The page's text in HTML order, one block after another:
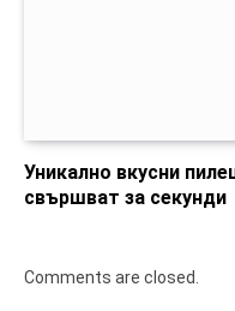
Уникално вкусни
свършват за секунди
Comments are closed.